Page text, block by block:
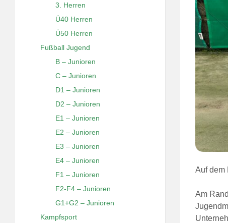
Auf dem
Am
3. Herren
Ü40 Herren
Ü50 Herren
Fußball Jugend
B – Junioren
C – Junioren
D1 – Junioren
D2 – Junioren
E1 – Junioren
E2 – Junioren
E3 – Junioren
E4 – Junioren
F1 – Junioren
F2-F4 – Junioren
G1+G2 – Junioren
Kampfsport